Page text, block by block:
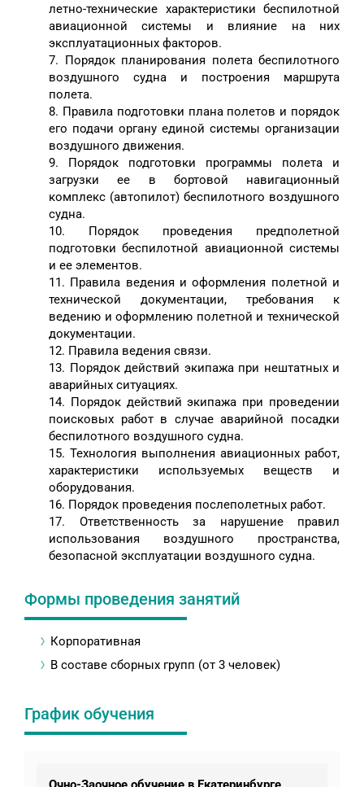
летно-технические характеристики беспилотной
авиационной системы и влияние на них
эксплуатационных факторов.
7. Порядок планирования полета беспилотного
воздушного судна и построения маршрута
полета.
8. Правила подготовки плана полетов и порядок
его подачи органу единой системы организации
воздушного движения.
9. Порядок подготовки программы полета и
загрузки ее в бортовой навигационный
комплекс (автопилот) беспилотного воздушного
судна.
10. Порядок проведения предполетной
подготовки беспилотной авиационной системы
и ее элементов.
11. Правила ведения и оформления полетной и
технической документации, требования к
ведению и оформлению полетной и технической
документации.
12. Правила ведения связи.
13. Порядок действий экипажа при нештатных и
аварийных ситуациях.
14. Порядок действий экипажа при проведении
поисковых работ в случае аварийной посадки
беспилотного воздушного судна.
15. Технология выполнения авиационных работ,
характеристики используемых веществ и
оборудования.
16. Порядок проведения послеполетных работ.
17. Ответственность за нарушение правил
использования воздушного пространства,
безопасной эксплуатации воздушного судна.
Формы проведения занятий
Корпоративная
В составе сборных групп (от 3 человек)
График обучения